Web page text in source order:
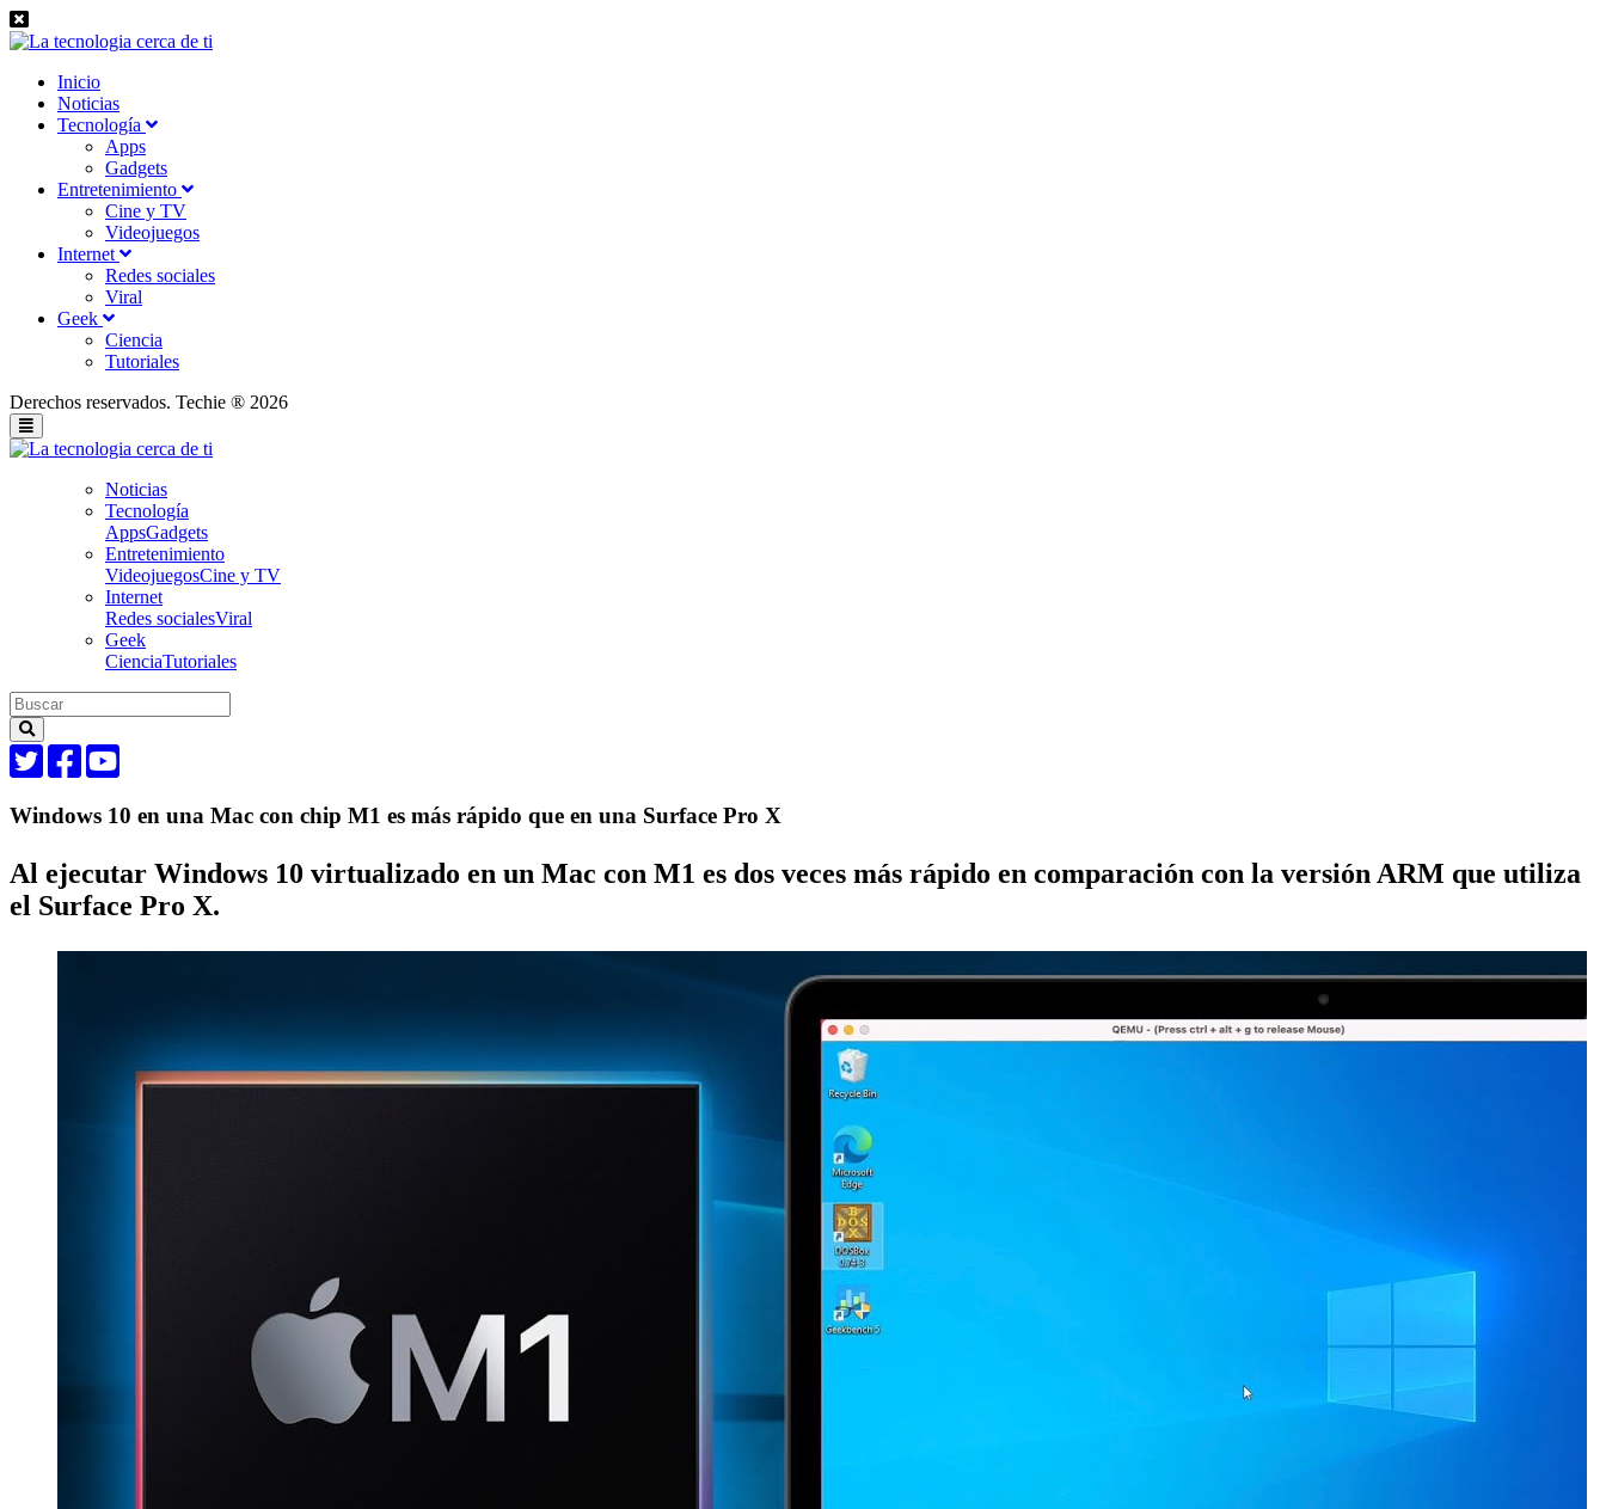
Inicio
Noticias
Tecnología
Apps
Gadgets
Entretenimiento
Cine y TV
Videojuegos
Internet
Redes sociales
Viral
Geek
Ciencia
Tutoriales
Derechos reservados. Techie ® 2026
Noticias
Tecnología
AppsGadgets
Entretenimiento
VideojuegosCine y TV
Internet
Redes socialesViral
Geek
CienciaTutoriales
Windows 10 en una Mac con chip M1 es más rápido que en una Surface Pro X
Al ejecutar Windows 10 virtualizado en un Mac con M1 es dos veces más rápido en comparación con la versión ARM que utiliza
el Surface Pro X.